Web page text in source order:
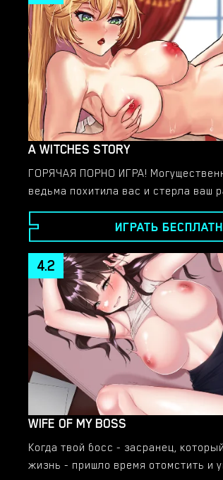
A WITCHES STORY
ГОРЯЧАЯ ПОРНО ИГРА!
ведьма похитила вас и стерла ваш
превратить в своего раба, чтобы
«Остров Изака», остров, на котором
того, как ее изгнали. Она
приблизиться к людям, живущим на
получить о них некоторую
выбор: подчиниться или предать ее.
ИГРАТЬ
WIFE OF MY BOSS
4.2
Когда твой босс - засранец,
жизнь - пришло время отомстить и